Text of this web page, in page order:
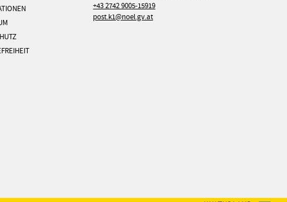
+43 2742 9005-15919
post.k1@noel.gv.at